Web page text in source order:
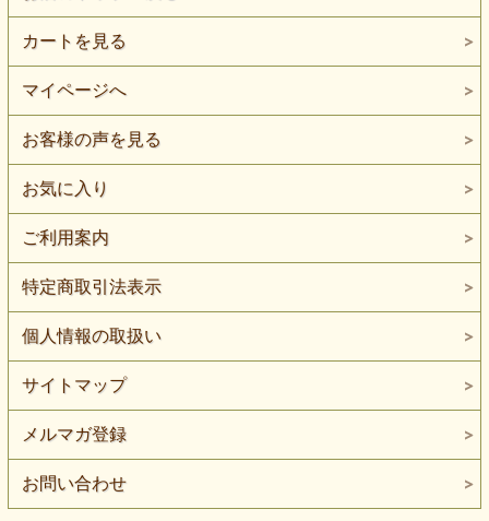
カートを見る
マイページへ
お客様の声を見る
お気に入り
ご利用案内
特定商取引法表示
個人情報の取扱い
サイトマップ
メルマガ登録
お問い合わせ